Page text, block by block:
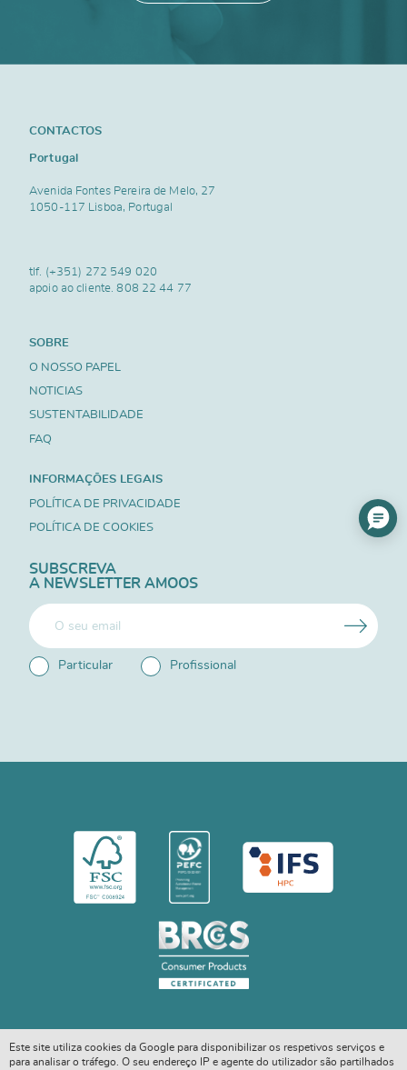
CONTACTOS
Portugal
Avenida Fontes Pereira de Melo, 27
1050-117 Lisboa, Portugal
tlf. (+351) 272 549 020
apoio ao cliente.808 22 44 77
SOBRE
O NOSSO PAPEL
NOTICIAS
SUSTENTABILIDADE
FAQ
INFORMAÇÕES LEGAIS
POLÍTICA DE PRIVACIDADE
POLÍTICA DE COOKIES
SUBSCREVA
A NEWSLETTER AMOOS
Particular Profissional
Este site utiliza cookies da Google para disponibilizar os respetivos serviços e
para analisar o tráfego. O seu endereço IP e agente do utilizador são partilhados